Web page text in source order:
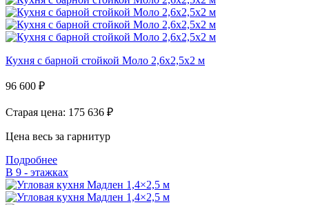
Кухня с барной стойкой Моло 2,6х2,5х2 м
96 600 ₽
Старая цена: 175 636 ₽
Цена весь за гарнитур
Подробнее
В 9 - этажках